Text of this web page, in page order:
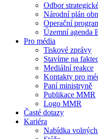
Odbor
Národní plán
Operační
Územní agenda
Pro média
Tiskové zprávy
Stavíme na
Mediální reakce
Kontakty pro
Paní ministryně
Publikace MMR
Logo MMR
Časté dotazy
Kariéra
Nabídka